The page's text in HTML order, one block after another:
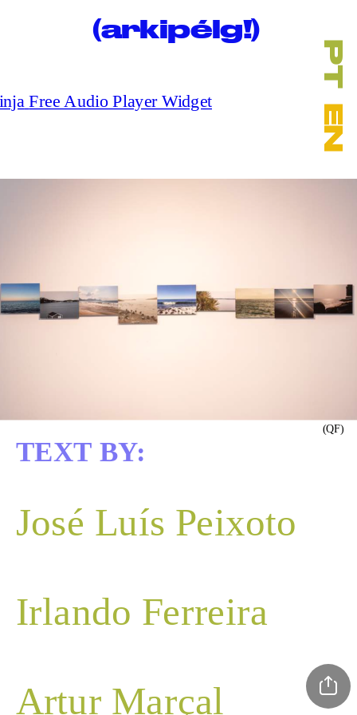
(arkipélg!)
PT
  EN
Free Audio Player Widget
(QF)
TEXT BY:
Irlando Ferreira
Artur Marçal